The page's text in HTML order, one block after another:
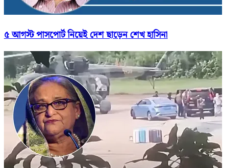
৫ আগস্ট পাসপোর্ট নিয়েই দেশ ছাড়েন শেখ হাসিনা